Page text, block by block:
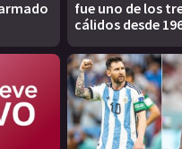
fue uno de los
cálidos desde